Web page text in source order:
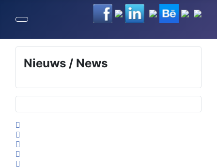
Nieuws / News
Selecteer de taal